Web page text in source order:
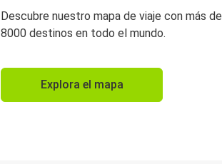
Descubre nuestro mapa de viaje con más de
8000 destinos en todo el mundo.
Explora el mapa